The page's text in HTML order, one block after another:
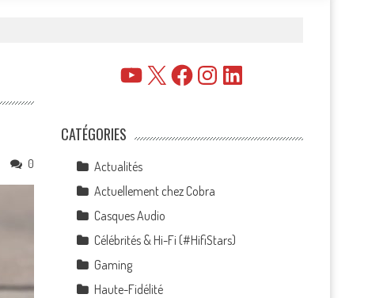
0
YouTube
X FacebookInstagramLinkedIn
CATÉGORIES
Actualités
Actuellement chez Cobra
Casques Audio
Célébrités & Hi-Fi (#HifiStars)
Gaming
Haute-Fidélité